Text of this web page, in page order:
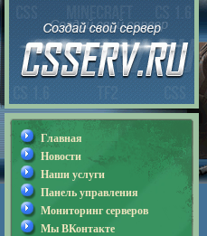
Главная
Новости
Наши услуги
Панель управления
Мониторинг серверов
Мы ВКонтакте